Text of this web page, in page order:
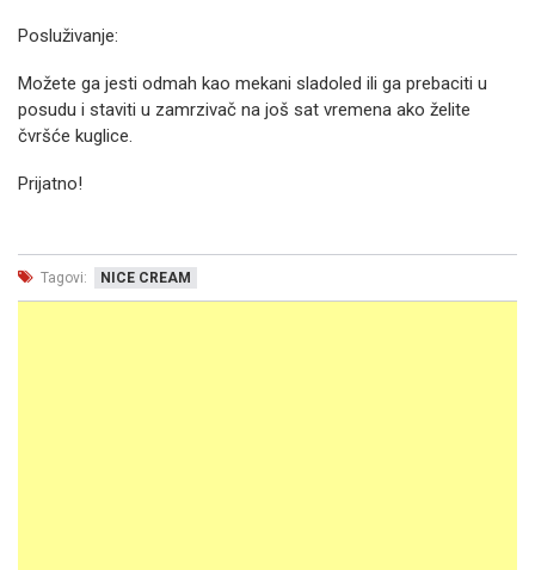
Posluživanje:
Možete ga jesti odmah kao mekani sladoled ili ga prebaciti u
posudu i staviti u zamrzivač na još sat vremena ako želite
čvršće kuglice.
Prijatno!
Tagovi: NICE CREAM